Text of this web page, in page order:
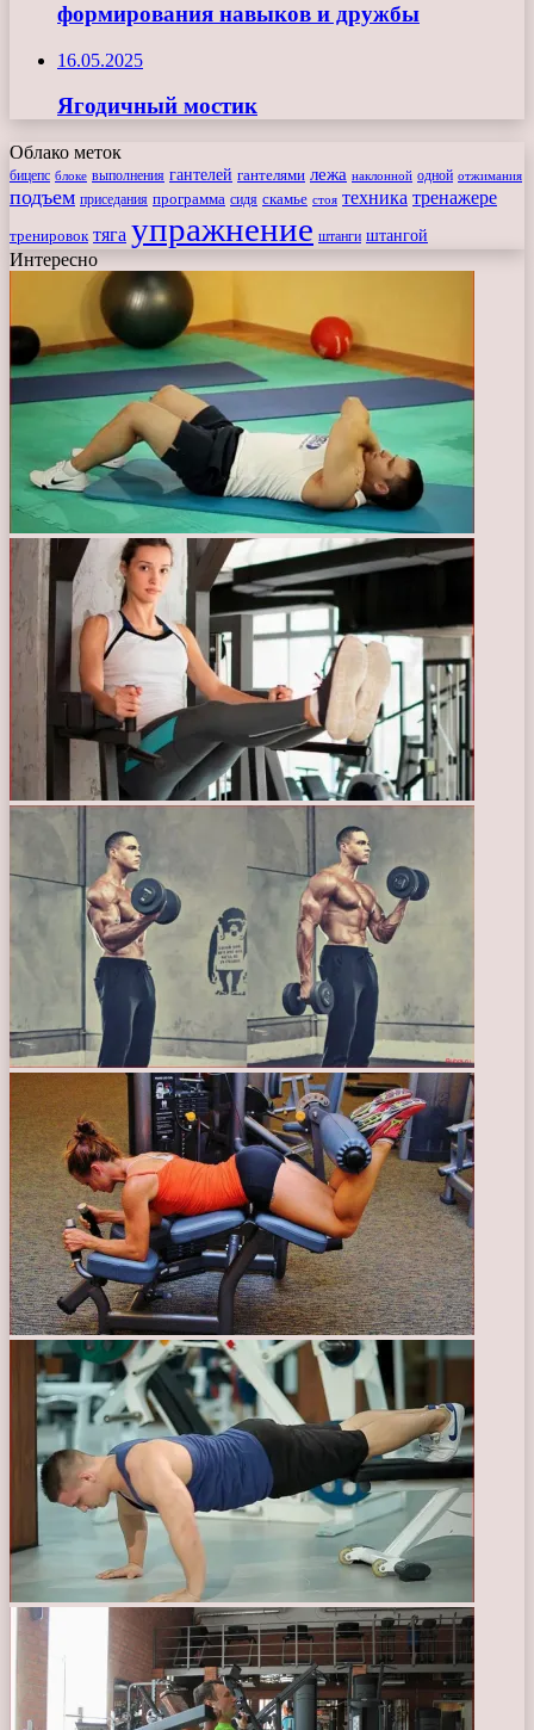
формирования навыков и дружбы
16.05.2025
Ягодичный мостик
Облако меток
бицепс блоке выполнения гантелей гантелями лежа наклонной одной отжимания
подъем приседания программа сидя скамье стоя техника тренажере
тренировок тяга упражнение штанги штангой
Интересно